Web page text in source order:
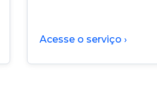
Acesse o serviço ›